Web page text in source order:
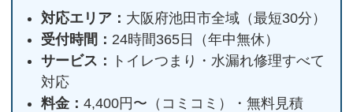
対応エリア： 大阪府池田市全域（最短30分）
受付時間： 24時間365日（年中無休）
サービス：
トイレつまり・水漏れ修理すべて
対応
料金：4,400円〜（コミコミ）・無料見積